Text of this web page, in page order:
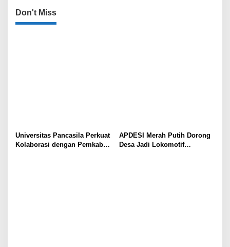
Don't Miss
Universitas Pancasila Perkuat
Kolaborasi dengan Pemkab
APDESI Merah Putih Dorong
Desa Jadi Lokomotif